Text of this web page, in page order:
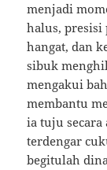
menjadi
halus, presisi
hangat, dan
sibuk
mengakui
membantu
ia tuju
terdengar
begitulah